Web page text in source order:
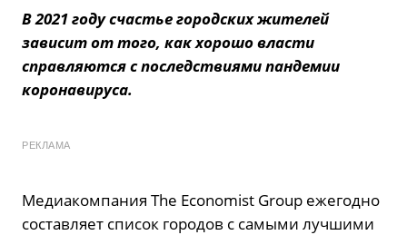
В 2021 году счастье городских жителей
зависит от того, как хорошо власти
справляются с последствиями пандемии
коронавируса.
РЕКЛАМА
Медиакомпания The Economist Group ежегодно
составляет список городов с самыми лучшими